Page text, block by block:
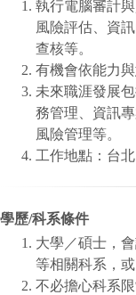
執行電腦審計
風險評估、 資
查核等。
有機會依能力
未來職涯發展
務管理、 資訊
風險管理等。
工作地點：台
學歷/科系條件
大學／碩士，
等相關科系，
不必擔心科系限